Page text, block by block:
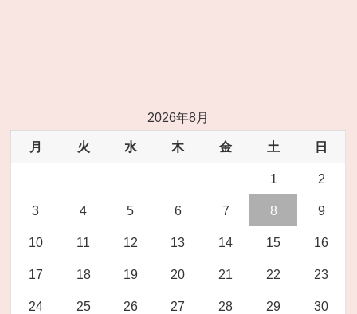
2026年8月
月 火 水 木 金 土 日
1 2
3 4 5 6 7 8 9
10 11 12 13 14 15 16
17 18 19 20 21 22 23
24 25 26 27 28 29 30